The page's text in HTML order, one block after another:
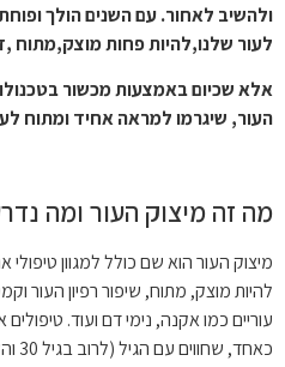
ולהשיב לאחור. עם השנים הולך ופוחת
לעור שלנו,להיות פחות מוצק,מתוח
אלא שכיום באמצעות מכשור
העור, שיגרמו למראה אחיד ומתוח
מה זה מיצוק העור ומה
מיצוק העור הוא שם כולל למגוון טיפולי
להיות מוצק, מתוח, שיפור רפיון העור
עוריים כמו אקנה, נימי דם ועוד.